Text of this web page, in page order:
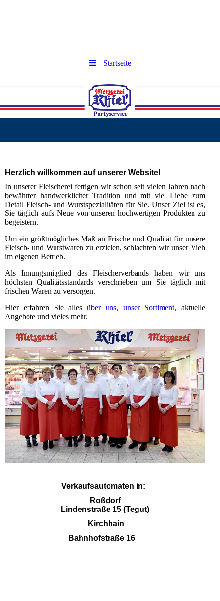
Startseite
Herzlich willkommen auf unserer Website!
In unserer Fleischerei fertigen wir schon seit vielen Jahren nach
bewährter handwerklicher Tradition und mit viel Liebe zum
Detail Fleisch- und Wurstspezialitäten für Sie. Unser Ziel ist es,
Sie täglich aufs Neue von unseren hochwertigen Produkten zu
begeistern.
Um ein größtmögliches Maß an Frische und Qualität für unsere
Fleisch- und Wurstwaren zu erzielen, schlachten wir unser Vieh
im eigenen Betrieb.
Als Innungsmitglied des Fleischerverbands haben wir uns
höchsten Qualitätsstandards verschrieben um Sie täglich mit
frischen Waren zu versorgen.
Hier erfahren Sie alles über uns, unser Sortiment, aktuelle
Angebote und vieles mehr.
Verkaufsautomaten in:
Roßdorf
Lindenstraße 15 (Tegut)
Kirchhain
Bahnhofstraße 16